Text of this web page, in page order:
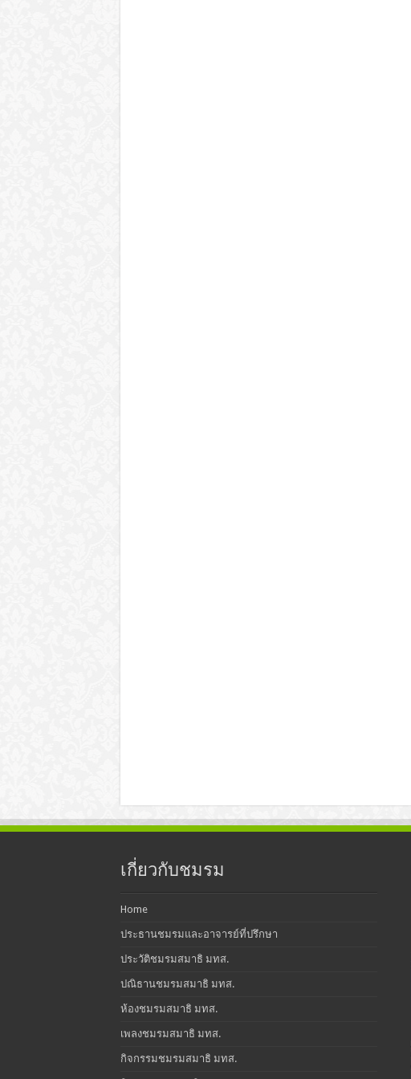
เกี่ยวกับชมรม
Home
ประธานชมรมและอาจารย์ที่ปรึกษา
ประวัติชมรมสมาธิ มทส.
ปณิธานชมรมสมาธิ มทส.
ห้องชมรมสมาธิ มทส.
เพลงชมรมสมาธิ มทส.
กิจกรรมชมรมสมาธิ มทส.